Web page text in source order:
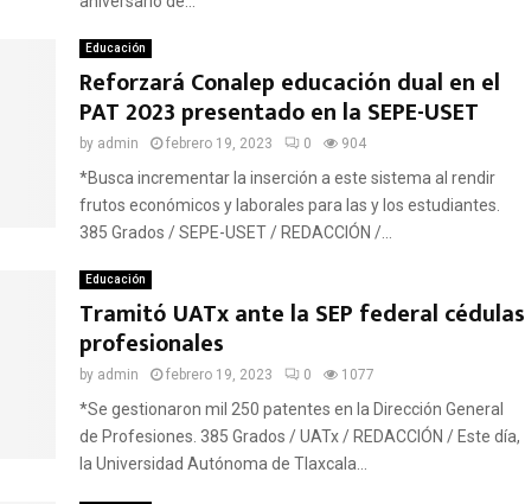
Educación
Reforzará Conalep educación dual en el
PAT 2023 presentado en la SEPE-USET
by admin febrero 19, 2023 0 904
*Busca incrementar la inserción a este sistema al rendir
frutos económicos y laborales para las y los estudiantes.
385 Grados / SEPE-USET / REDACCIÓN /...
Educación
Tramitó UATx ante la SEP federal cédulas
profesionales
by admin febrero 19, 2023 0 1077
*Se gestionaron mil 250 patentes en la Dirección General
de Profesiones. 385 Grados / UATx / REDACCIÓN / Este día,
la Universidad Autónoma de Tlaxcala...